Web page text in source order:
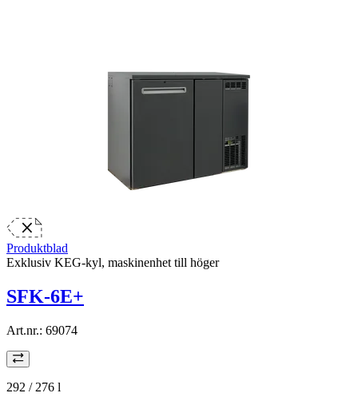
Produktblad
Exklusiv KEG-kyl, maskinenhet till höger
SFK-6E+
Art.nr.: 69074
292 / 276 l